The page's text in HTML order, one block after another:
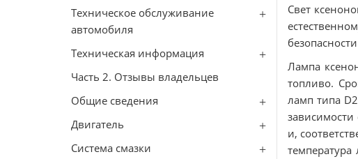
Техническое обслуживание
автомобиля
Техническая информация
Часть 2. Отзывы владельцев
Общие сведения
Двигатель
Система смазки
Свет
Лампа
топливо.
ламп типа
и,